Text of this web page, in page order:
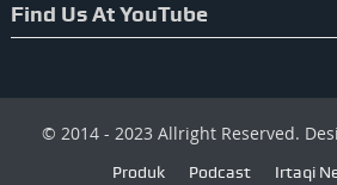
Find Us At YouTube
© 2014 - 2023 Allright Reserved.
Produk Podcast Irtaqi